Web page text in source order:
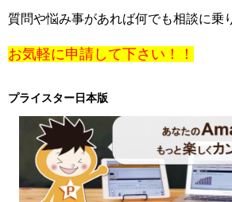
質問や悩み事があれば何でも相談に
お気軽に申請して下さい！！
プライスター日本版